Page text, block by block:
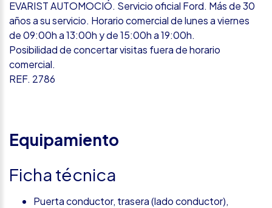
EVARIST AUTOMOCIÓ. Servicio oficial Ford. Más de 30
años a su servicio. Horario comercial de lunes a viernes
de 09:00h a 13:00h y de 15:00h a 19:00h.
Posibilidad de concertar visitas fuera de horario
comercial.
REF. 2786
Equipamiento
Ficha técnica
Puerta conductor, trasera (lado conductor),